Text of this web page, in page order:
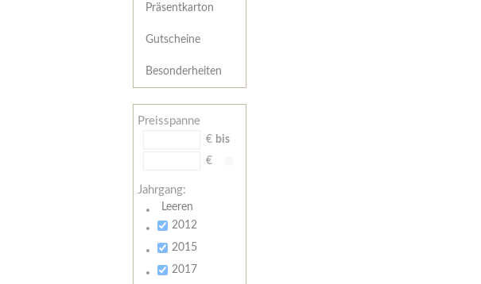
Präsentkarton
Gutscheine
Besonderheiten
Preisspanne
€ bis
€
Jahrgang:
Leeren
2012
2015
2017